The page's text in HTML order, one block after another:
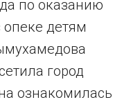
по оказанию
детям
город
ознакомилась